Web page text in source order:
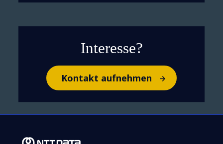
Interesse?
Kontakt aufnehmen